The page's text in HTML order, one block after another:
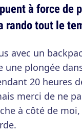
à force de
rando tout le
avec un
une plongée
20 heures
merci de ne
à côté de moi,